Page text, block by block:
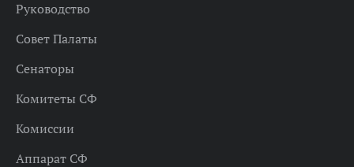
Руководство
Совет Палаты
Сенаторы
Комитеты СФ
Комиссии
Аппарат СФ